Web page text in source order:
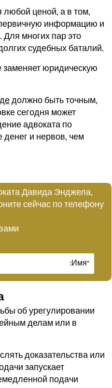
любой ценой, а в том,
информацию и
многих пар это
судебных баталий.
юридическую
должно быть точным,
сегодня может
адвоката по
денег и нервов, чем
Давида Энджела,
сейчас по телефону
об урегулировании
делам или в
доказательства или
запускает
подачи